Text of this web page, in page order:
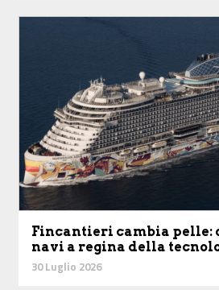
Fincantieri cambia pelle:
navi a regina della
30 Luglio 2026